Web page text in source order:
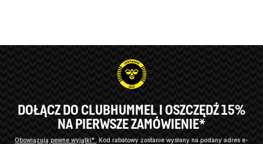
DOŁĄCZ DO CLUBHUMMEL I OSZCZĘDŹ 15%
NA PIERWSZE ZAMÓWIENIE*
Obowiązują pewne wyjątki* Kod rabatowy zostanie wysłany na podany adres e-